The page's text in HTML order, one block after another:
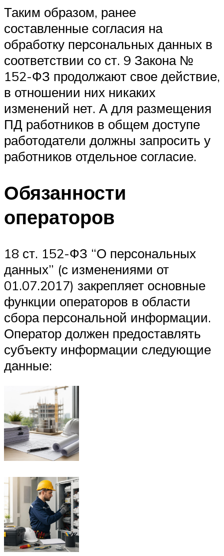
Таким образом, ранее
составленные согласия на
обработку персональных данных в
соответствии со ст. 9 Закона №
152-ФЗ продолжают свое действие,
в отношении них никаких
изменений нет. А для размещения
ПД работников в общем доступе
работодатели должны запросить у
работников отдельное согласие.
Обязанности
операторов
18 ст. 152-ФЗ “О персональных
данных” (с изменениями от
01.07.2017) закрепляет основные
функции операторов в области
сбора персональной информации.
Оператор должен предоставлять
субъекту информации следующие
данные: